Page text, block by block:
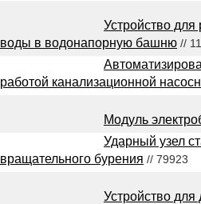
Устройство для
воды в водонапорную башню //
работой канализационной
Модуль
Ударный узел
вращательного бурения // 79923
Устройство для